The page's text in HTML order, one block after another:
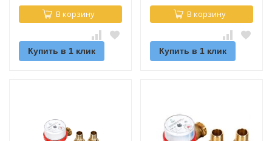
В корзину
Купить в 1 клик
В корзину
Купить в 1 клик